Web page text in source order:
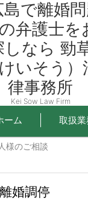
Kei Sow Law Firm
ーム 取扱業
問題FAQ
様のご相談
離婚調停